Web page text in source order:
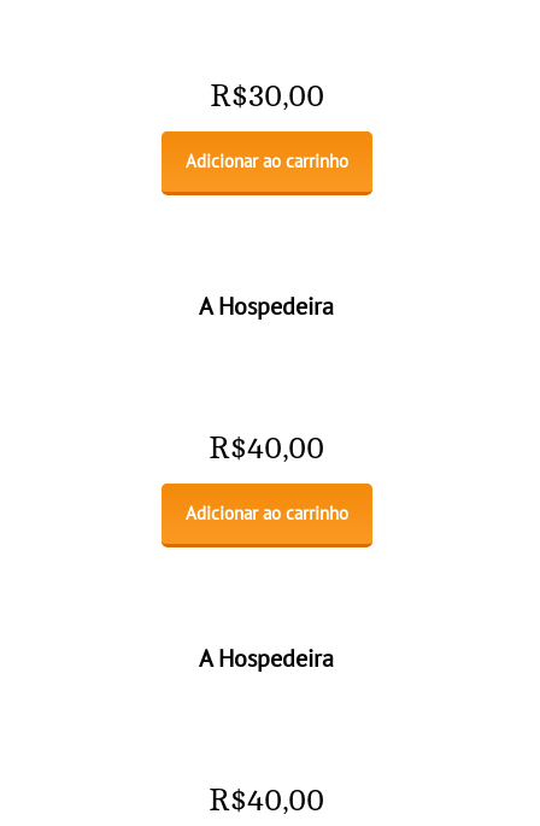
R$30,00
Adicionar ao carrinho
A Hospedeira
R$40,00
Adicionar ao carrinho
A Hospedeira
R$40,00